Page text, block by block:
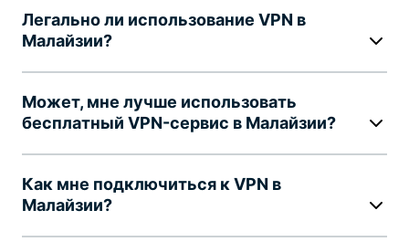
Легально ли использование VPN в
Малайзии?
Может, мне лучше использовать
бесплатный VPN-сервис в Малайзии?
Как мне подключиться к VPN в
Малайзии?